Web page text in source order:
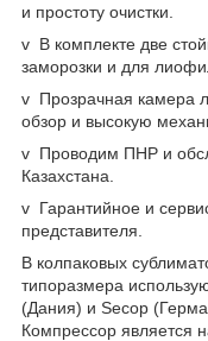
и простоту очистки.
v В комплекте две
заморозки и для
v Прозрачная камера
обзор и высокую
v Проводим ПНР и
Казахстана.
v Гарантийное и
представителя.
В колпаковых
типоразмера
(Дания) и Secop
Компрессор является